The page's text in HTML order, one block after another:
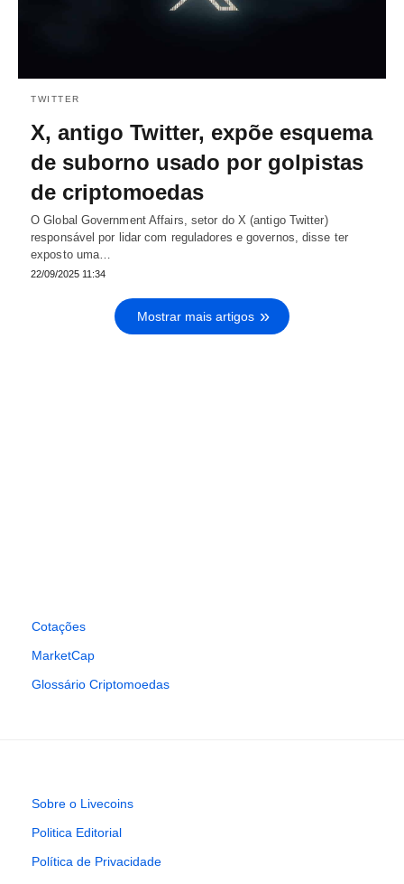
TWITTER
X, antigo Twitter, expõe esquema
de suborno usado por golpistas
de criptomoedas
O Global Government Affairs, setor do X (antigo Twitter)
responsável por lidar com reguladores e governos, disse ter
exposto uma…
22/09/2025 11:34
Mostrar mais artigos
Cotações
MarketCap
Glossário Criptomoedas
Sobre o Livecoins
Politica Editorial
Política de Privacidade